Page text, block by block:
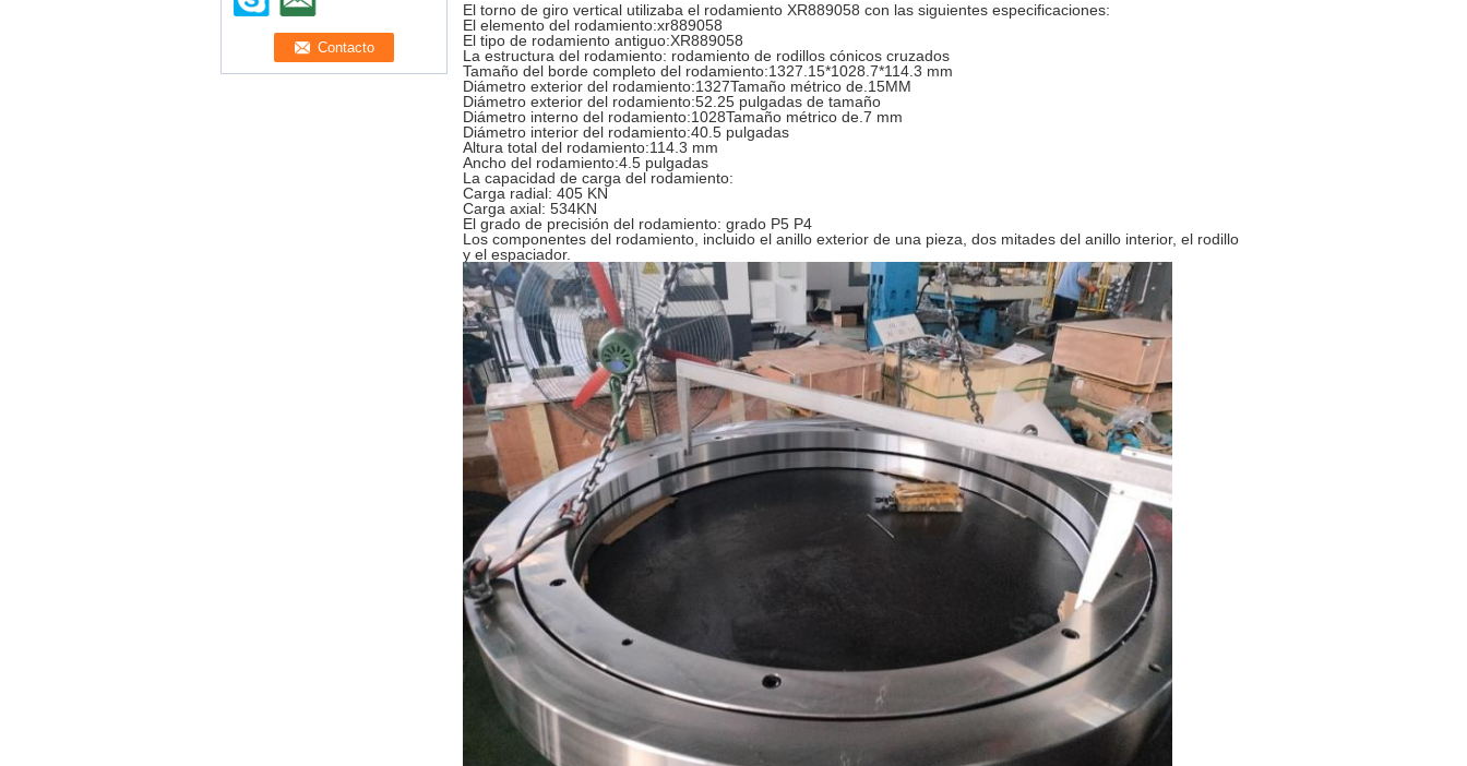
El torno de giro vertical utilizaba el rodamiento XR889058 con las siguientes especificaciones:
El elemento del rodamiento:xr889058
El tipo de rodamiento antiguo:XR889058
La estructura del rodamiento: rodamiento de rodillos cónicos cruzados
Tamaño del borde completo del rodamiento:1327.15*1028.7*114.3 mm
Diámetro exterior del rodamiento:1327Tamaño métrico de.15MM
Diámetro exterior del rodamiento:52.25 pulgadas de tamaño
Diámetro interno del rodamiento:1028Tamaño métrico de.7 mm
Diámetro interior del rodamiento:40.5 pulgadas
Altura total del rodamiento:114.3 mm
Ancho del rodamiento:4.5 pulgadas
La capacidad de carga del rodamiento:
Carga radial: 405 KN
Carga axial: 534KN
El grado de precisión del rodamiento: grado P5 P4
Los componentes del rodamiento, incluido el anillo exterior de una pieza, dos mitades del anillo interior, el rodillo
y el espaciador.